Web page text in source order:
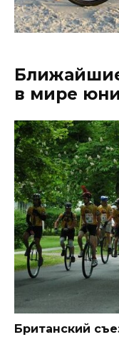
в мире
Британский